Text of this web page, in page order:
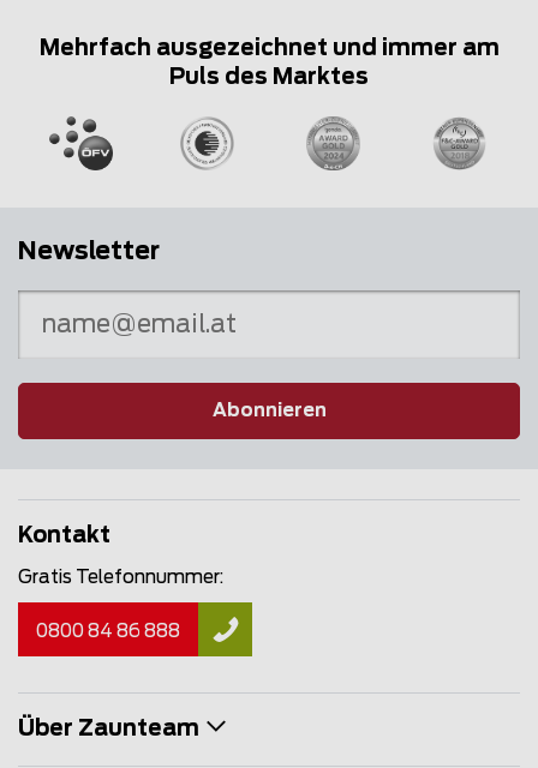
Mehrfach ausgezeichnet und immer am
Puls des Marktes
Newsletter
Abonnieren
Kontakt
Gratis Telefonnummer:
0800 84 86 888
Über Zaunteam